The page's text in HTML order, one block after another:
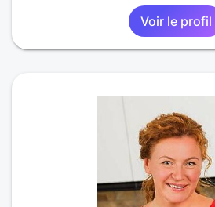
Voir le profil